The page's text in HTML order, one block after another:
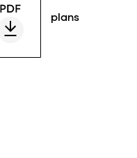
plans